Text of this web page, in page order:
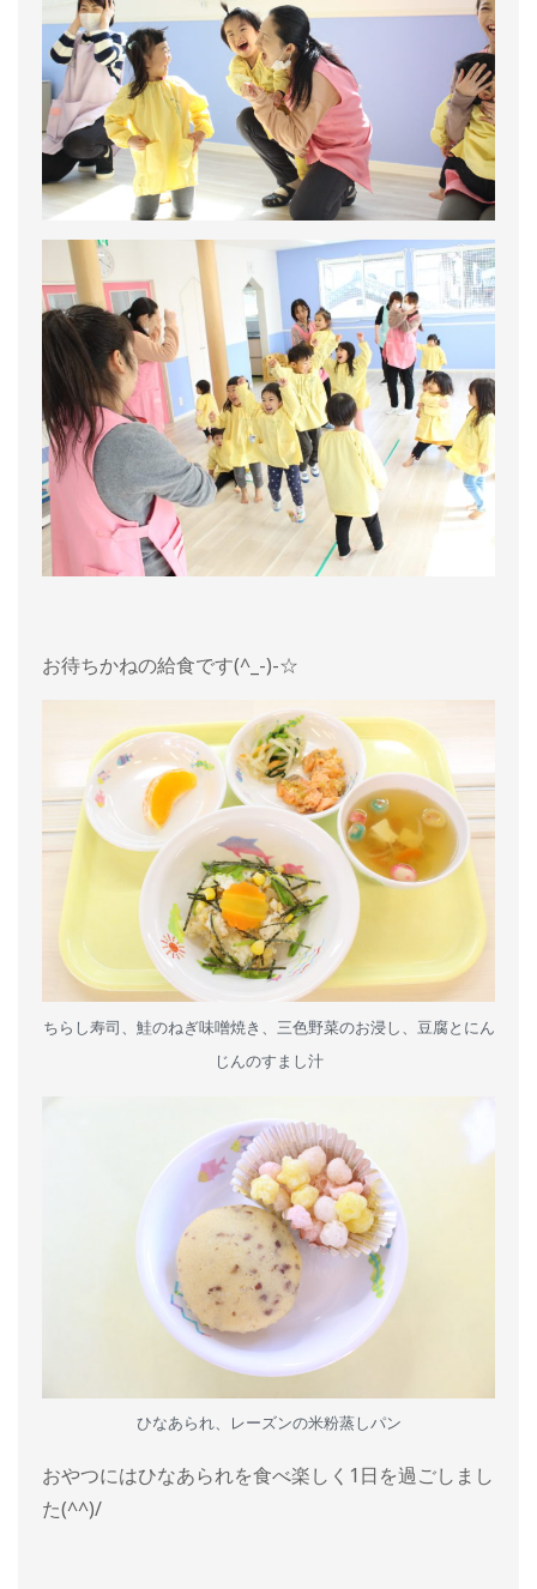
お待ちかねの給食です(^_-)-☆
ちらし寿司、鮭のねぎ味噌焼き、三色野菜のお浸し、豆腐とにん
じんのすまし汁
ひなあられ、レーズンの米粉蒸しパン
おやつにはひなあられを食べ楽しく1日を過ごしまし
た(^^)/